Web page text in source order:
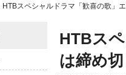
HTBスペシャルドラマ「歓喜の歌」
HTBス
は締め切